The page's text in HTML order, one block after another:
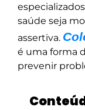
saúde seja
assertiva.
é uma forma
prevenir